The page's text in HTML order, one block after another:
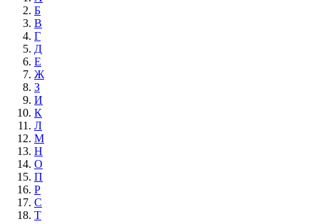
Б
В
Г
Д
Е
Ж
З
И
К
Л
М
Н
О
П
Р
С
Т